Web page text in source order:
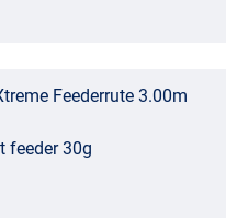
Feederrute 3.00m
feeder 30g